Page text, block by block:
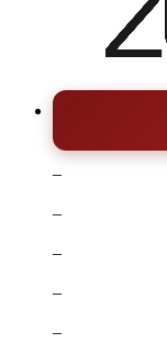
–
–
–
–
–